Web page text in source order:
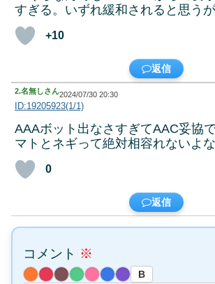
すぎる。いずれ緩和されると思う
+10
返信
2.名無しさん2024/07/30 20:30
ID:19205923(1/1)
AAAボット出なさすぎてAAC妥協
マトとネギって絶対相容れないよ
0
返信
コメント ※
B